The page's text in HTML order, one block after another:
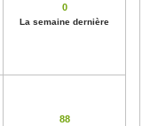
0
La semaine dernière
88